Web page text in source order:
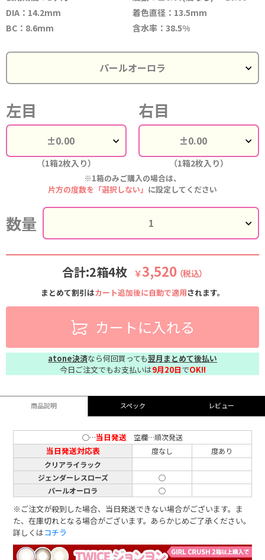
DIA：14.2mm
着色直径：13.5mm
BC：8.6mm
含水率：38.5%
左目
（1箱2枚入り）
右目
（1箱2枚入り）
※1箱のみご購入の場合は、
片方の度数を「選択しない」 に設定してください
数量
合計:2箱4枚 ￥3,520 （税込）
まとめて割引はカート追加後に自動で適用されます。
カートに入れる
atone決済なら何回買っても翌月まとめて後払い
今日ご注文でもお支払いは9月20日でOK!!
商品説明 スペック レビュー
○…当日発送 空欄…順次発送
当日発送対応表 度なし
度あり
クリアライラック
ジェンダーレスローズ
○
パールオーロラ
○
※ご注文が殺到した場合、当日発送できない場合がございます。ま
た、在庫切れとなる場合がございます。あらかじめご了承ください。
詳しくはコチラ